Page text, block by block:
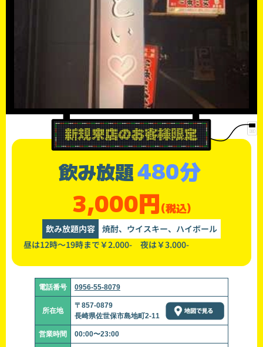
飲み放題480分
3,000円(税込)
飲み放題内容 焼酎、ウイスキー、ハイボール
昼は12時～19時まで￥2.000- 夜は￥3.000-
電話番号 0956-55-8079
所在地
〒857-0879
長崎県佐世保市島地町2-11
営業時間 00:00〜23:00